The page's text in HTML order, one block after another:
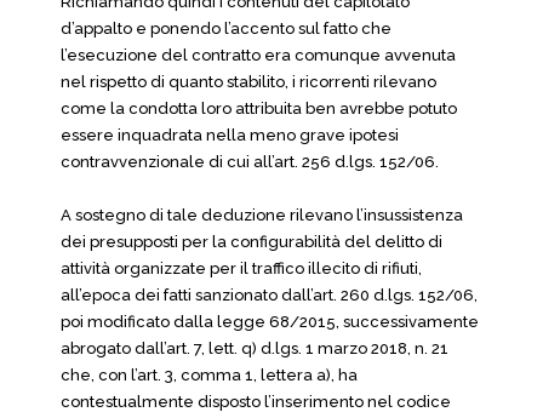
d’appalto e ponendo l’accento sul fatto che
l’esecuzione del contratto era comunque avvenuta
nel rispetto di quanto stabilito, i ricorrenti rilevano
come la condotta loro attribuita ben avrebbe potuto
essere inquadrata nella meno grave ipotesi
contravvenzionale di cui all’art. 256 d.lgs. 152/06.
A sostegno di tale deduzione rilevano l’insussistenza
dei presupposti per la configurabilità del delitto di
attività organizzate per il traffico illecito di rifiuti,
all’epoca dei fatti sanzionato dall’art. 260 d.lgs. 152/06,
poi modificato dalla legge 68/2015, successivamente
abrogato dall’art. 7, lett. q) d.lgs. 1 marzo 2018, n. 21
che, con l’art. 3, comma 1, lettera a), ha
contestualmente disposto l’inserimento nel codice